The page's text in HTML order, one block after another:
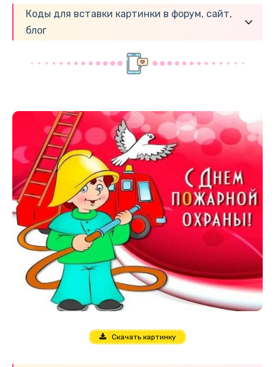
Коды для вставки картинки в форум, сайт,
блог
Скачать картинку